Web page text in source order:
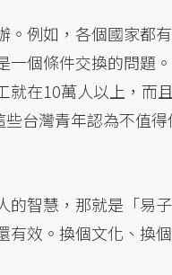
。例如，各個國家都有
個條件交換的問題。
就在10萬人以上，而且
台灣青年認為不值得
的智慧，那就是「易子
有效。換個文化、換個